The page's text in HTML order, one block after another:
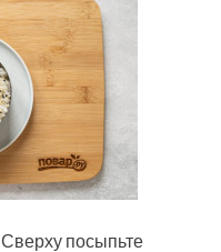
посыпьте